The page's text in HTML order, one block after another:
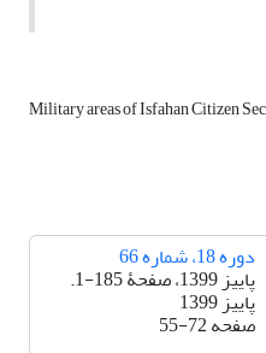
Military areas of Isfahan Citizen
دوره 18، شماره 66
پاییز 1399، صفحۀ 185-1.
پاییز 1399
صفحه55-72